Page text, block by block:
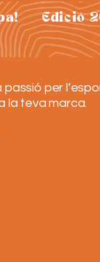
Edició
per
la teva marca.